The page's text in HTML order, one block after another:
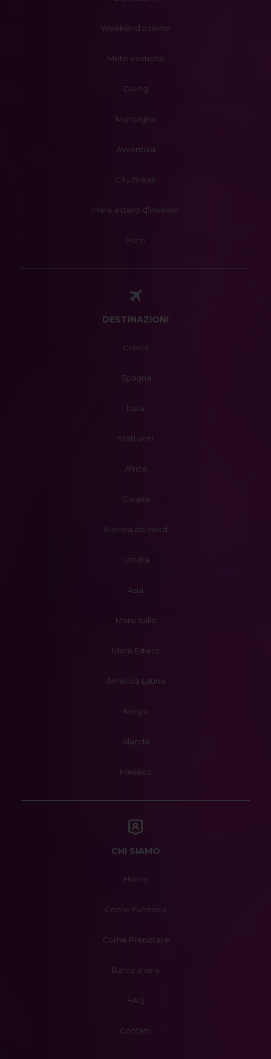
Weekend a tema
Mete esotiche
Diving
Montagna
Avventura
City Break
Mare estero d'inverno
Ponti
DESTINAZIONI
Grecia
Spagna
Italia
Stati uniti
Africa
Caraibi
Europa del nord
Londra
Asia
Mare Italia
Mare Estero
America Latina
Kenya
Islanda
Messico
CHI SIAMO
Home
Come Funziona
Come Prenotare
Barca a vela
FAQ
Contatti